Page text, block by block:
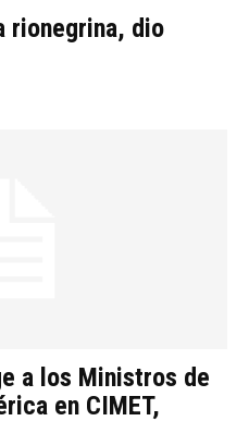
rionegrina, dio
a los Ministros de
en CIMET,